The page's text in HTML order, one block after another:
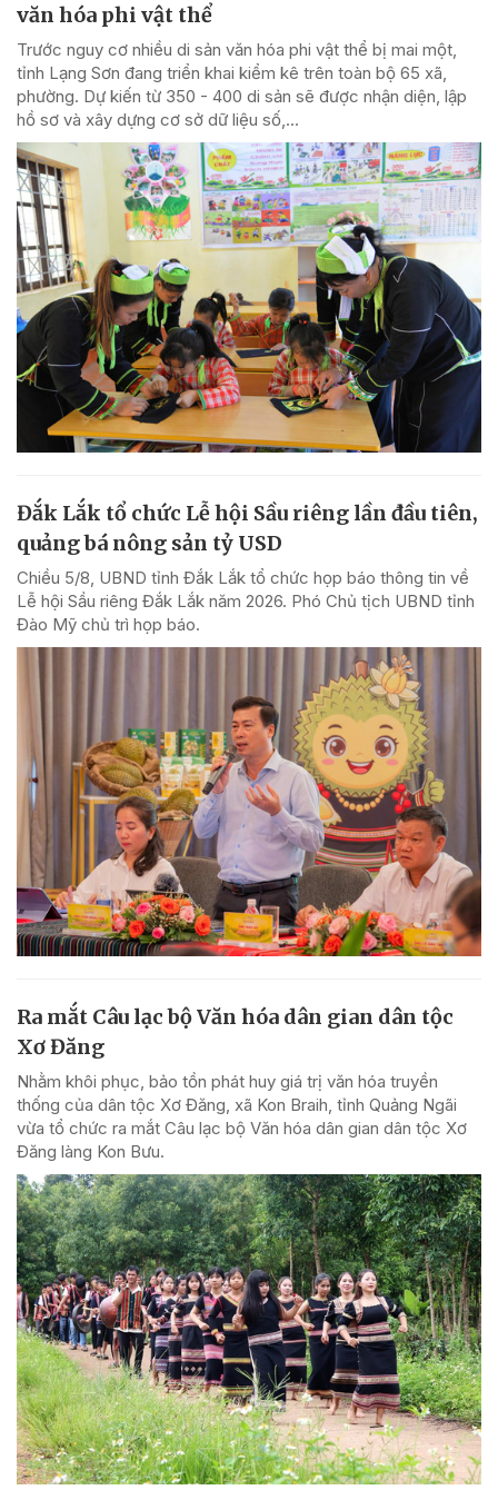
văn hóa phi vật thể
Trước nguy cơ nhiều di sản văn hóa phi vật thể bị mai một,
tỉnh Lạng Sơn đang triển khai kiểm kê trên toàn bộ 65 xã,
phường. Dự kiến từ 350 - 400 di sản sẽ được nhận diện, lập
hồ sơ và xây dựng cơ sở dữ liệu số,...
Đắk Lắk tổ chức Lễ hội Sầu riêng lần đầu tiên,
quảng bá nông sản tỷ USD
Chiều 5/8, UBND tỉnh Đắk Lắk tổ chức họp báo thông tin về
Lễ hội Sầu riêng Đắk Lắk năm 2026. Phó Chủ tịch UBND tỉnh
Đào Mỹ chủ trì họp báo.
Ra mắt Câu lạc bộ Văn hóa dân gian dân tộc
Xơ Đăng
Nhằm khôi phục, bảo tồn phát huy giá trị văn hóa truyền
thống của dân tộc Xơ Đăng, xã Kon Braih, tỉnh Quảng Ngãi
vừa tổ chức ra mắt Câu lạc bộ Văn hóa dân gian dân tộc Xơ
Đăng làng Kon Bưu.